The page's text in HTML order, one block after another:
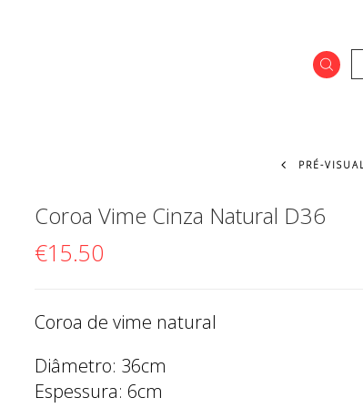
PRÉ-
Coroa Vime Cinza Natural D36
€15.50
Coroa de vime natural
Diâmetro: 36cm
Espessura: 6cm